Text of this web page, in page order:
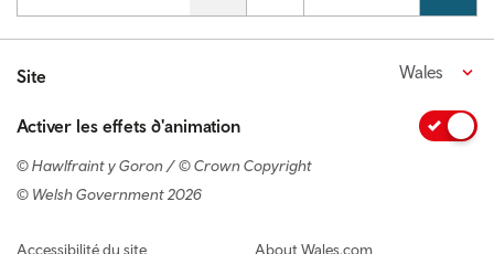
Site Wales
Activer les effets d'animation
© Hawlfraint y Goron / © Crown Copyright
© Welsh Government 2026
Footer navigation
Accessibilité du site About Wales.com